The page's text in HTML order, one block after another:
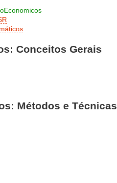
Conceitos Gerais
Métodos e Técnicas